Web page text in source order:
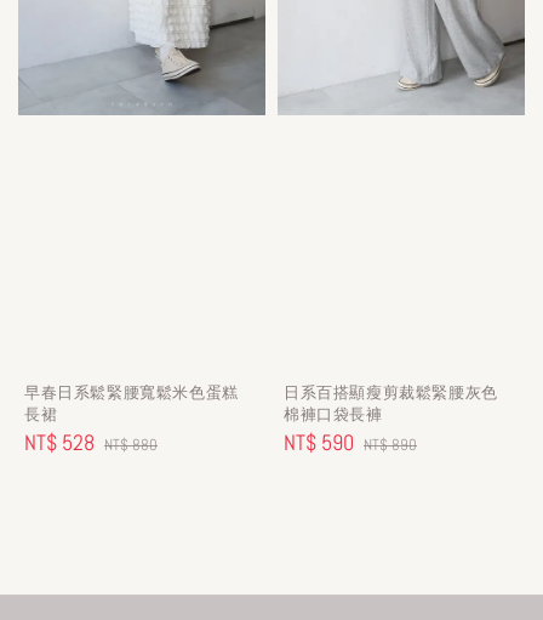
早春日系鬆緊腰寬鬆米色蛋糕
長裙
Sale
NT$ 528 Regular
NT$ 880
日系百搭顯瘦剪裁鬆緊腰灰色
棉褲口袋長褲
Sale
NT$ 590 Regular
NT$ 890